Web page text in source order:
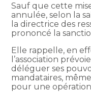
Sauf que cette
annulée, selon la
la directrice des
prononcé la
Elle rappelle, en
l’association
déléguer ses
mandataires,
pour une